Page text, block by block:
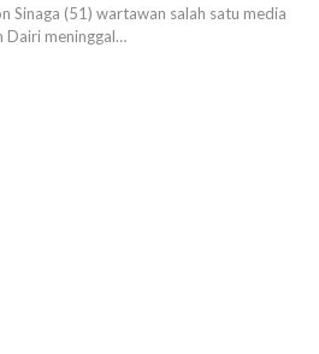
Sinaga (51) wartawan salah satu media
Dairi meninggal…